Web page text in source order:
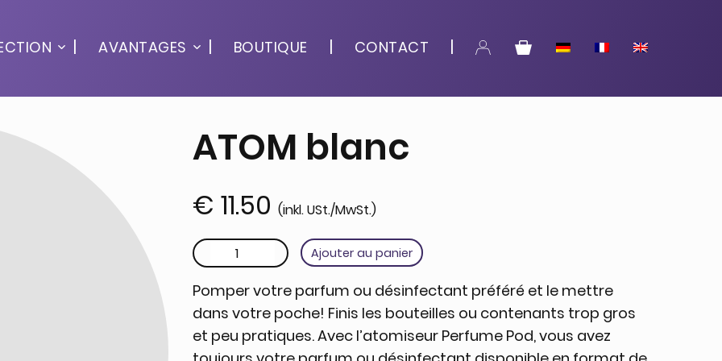
AVANTAGES BOUTIQUE CONTACT
ATOM blanc
€ 11.50 (inkl. USt./MwSt.)
quantité de ATOM blancAjouter au panier
Pomper votre parfum ou désinfectant préféré et le mettre
dans votre poche! Finis les bouteilles ou contenants trop gros
et peu pratiques. Avec l’atomiseur Perfume Pod, vous avez